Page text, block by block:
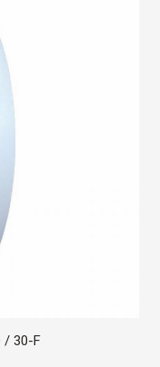
/ 30-F